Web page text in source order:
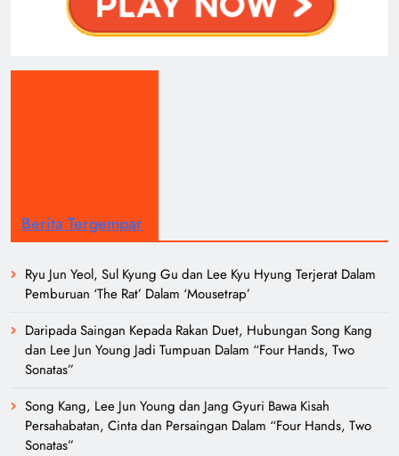
Berita Tergempar
Ryu Jun Yeol, Sul Kyung Gu dan Lee Kyu Hyung Terjerat Dalam
Pemburuan ‘The Rat’ Dalam ‘Mousetrap’
Daripada Saingan Kepada Rakan Duet, Hubungan Song Kang
dan Lee Jun Young Jadi Tumpuan Dalam “Four Hands, Two
Sonatas”
Song Kang, Lee Jun Young dan Jang Gyuri Bawa Kisah
Persahabatan, Cinta dan Persaingan Dalam “Four Hands, Two
Sonatas”